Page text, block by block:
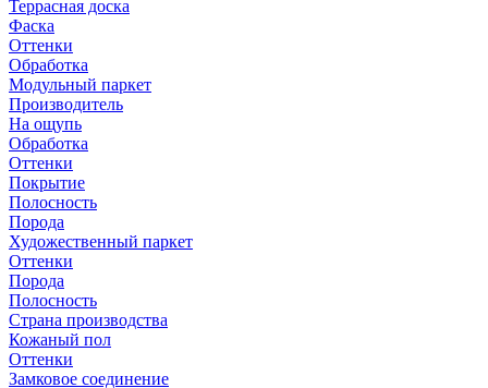
Террасная доска
Фаска
Оттенки
Обработка
Модульный паркет
Производитель
На ощупь
Обработка
Оттенки
Покрытие
Полосность
Порода
Художественный паркет
Оттенки
Порода
Полосность
Страна производства
Кожаный пол
Оттенки
Замковое соединение